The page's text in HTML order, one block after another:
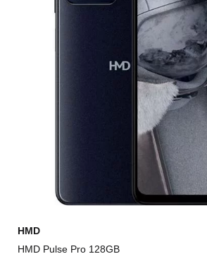
HMD
HMD Pulse Pro 128GB